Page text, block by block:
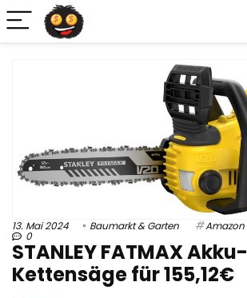
13. Mai 2024 Baumarkt & Garten Amazon
0
STANLEY FATMAX Akku-
Kettensäge für 155,12€